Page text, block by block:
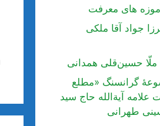
های معرفت
جواد آقا ملکی
ملّا حسین‌قلی همدانی
گرانسنگ «مطلع
علامه آیة‌الله حاج سید
طهرانی